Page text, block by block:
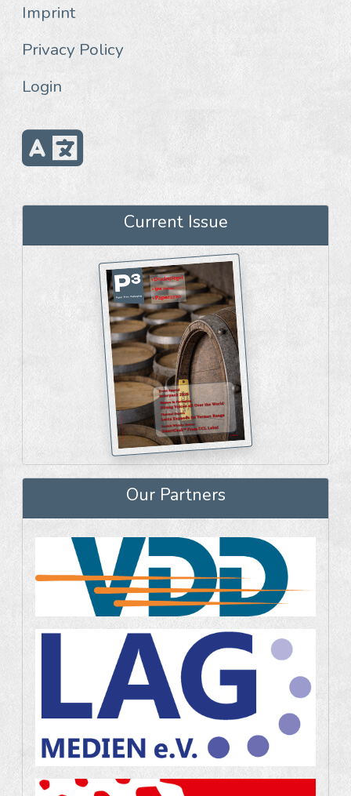
Imprint
Privacy Policy
Login
Current Issue
Our Partners